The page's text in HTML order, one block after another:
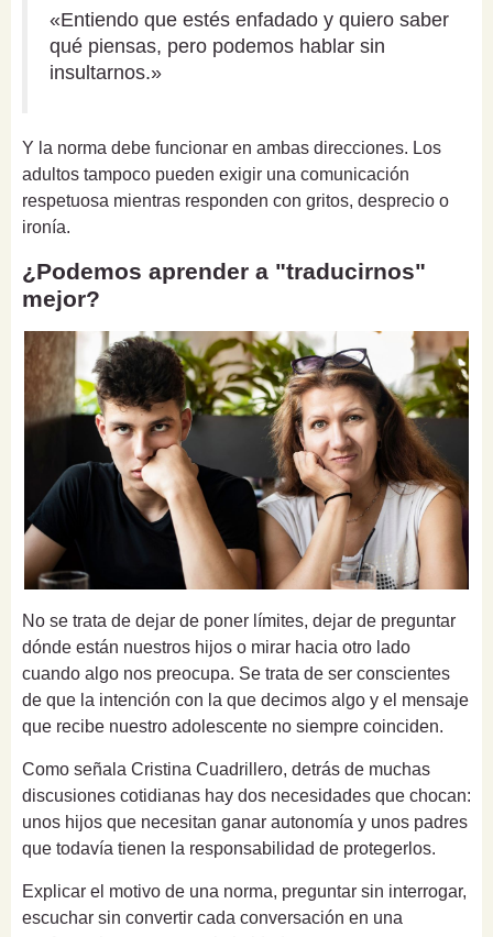
«Entiendo que estés enfadado y quiero saber
qué piensas, pero podemos hablar sin
insultarnos.»
Y la norma debe funcionar en ambas direcciones. Los
adultos tampoco pueden exigir una comunicación
respetuosa mientras responden con gritos, desprecio o
ironía.
¿Podemos aprender a "traducirnos"
mejor?
No se trata de dejar de poner límites, dejar de preguntar
dónde están nuestros hijos o mirar hacia otro lado
cuando algo nos preocupa. Se trata de ser conscientes
de que la intención con la que decimos algo y el mensaje
que recibe nuestro adolescente no siempre coinciden.
Como señala Cristina Cuadrillero, detrás de muchas
discusiones cotidianas hay dos necesidades que chocan:
unos hijos que necesitan ganar autonomía y unos padres
que todavía tienen la responsabilidad de protegerlos.
Explicar el motivo de una norma, preguntar sin interrogar,
escuchar sin convertir cada conversación en una